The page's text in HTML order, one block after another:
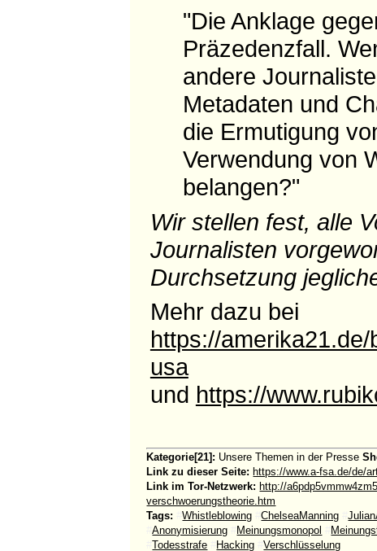
"Die Anklage
Präzedenzfall.
andere
Metadaten und
die Ermutigung
Verwendung von
belangen?"
Wir stellen fest, alle
Journalisten
Durchsetzung
Mehr dazu bei
https://
usa
und https://
Kategorie[21]: Unsere Themen in der Presse
Link zu dieser Seite: https://www.a-fsa.de/de/
Link im Tor-Netzwerk: http://
verschwoerungstheorie.htm
Tags:
#Whistleblowing #ChelseaManning #
#Anonymisierung Meinungsmonopol
#Todesstrafe Hacking #Verschlüsselung